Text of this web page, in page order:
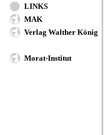
LINKS
MAK
Verlag Walther König
Morat-Institut